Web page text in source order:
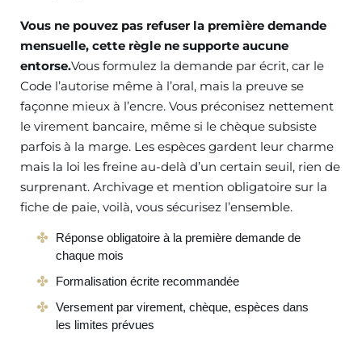
Vous ne pouvez pas refuser la première demande
mensuelle, cette règle ne supporte aucune
entorse.Vous formulez la demande par écrit, car le
Code l’autorise même à l’oral, mais la preuve se
façonne mieux à l’encre. Vous préconisez nettement
le virement bancaire, même si le chèque subsiste
parfois à la marge. Les espèces gardent leur charme
mais la loi les freine au-delà d’un certain seuil, rien de
surprenant. Archivage et mention obligatoire sur la
fiche de paie, voilà, vous sécurisez l’ensemble.
Réponse obligatoire à la première demande de
chaque mois
Formalisation écrite recommandée
Versement par virement, chèque, espèces dans
les limites prévues